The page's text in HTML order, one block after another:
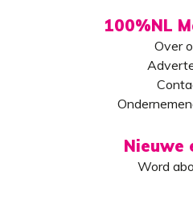
100%NL
Over
Nieuwe
Word